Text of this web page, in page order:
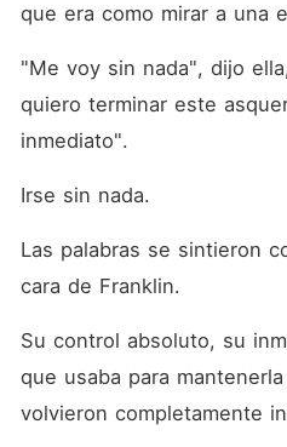
que era como mirar a una
"Me voy sin nada", dijo
quiero terminar este
inmediato".
Irse sin nada.
Las palabras se sintieron
cara de Franklin.
Su control absoluto, su
que usaba para
volvieron completamente